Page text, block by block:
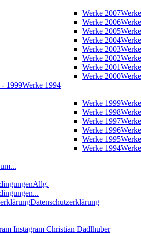
Werke 2007
Werke 2006
Werke 2005
Werke 2004
Werke 2003
Werke 2002
Werke 2001
Werke 2000
- 1999Werke 1994
Werke 1999
Werke 1998
Werke 1997
Werke 1996
Werke 1995
Werke 1994
Allg.
Datenschutzerklärung
Instagram Christian Dadlhuber